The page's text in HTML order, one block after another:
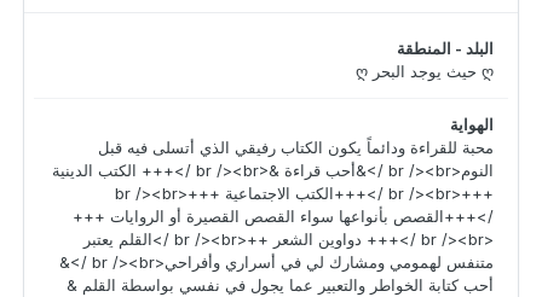
البلد - المنطقة
ღ حيث يوجد البحر ღ
الهواية
محبة للقراءة ودائماً يكون الكتاب رفيقي الذي أتسلى فيه قبل
النوم<br /><br />&أحب قراءة &<br /><br />+++ الكتب الدينية
+++<br /><br />+++الكتب الاجتماعية +++<br /><br
/>+++القصص بأنواعها سواء القصص القصيرة أو الروايات +++
<br /><br />+++ دواوين الشعر ++<br /><br />القلم يعتبر
متنفس لهمومي ومشارك لي في أسراري وأفراحي<br /><br />&
أحب كتابة الخواطر والتعبير عما يجول في نفسي بواسطة القلم &